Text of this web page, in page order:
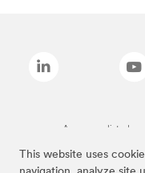
This website uses
As marcas listadas